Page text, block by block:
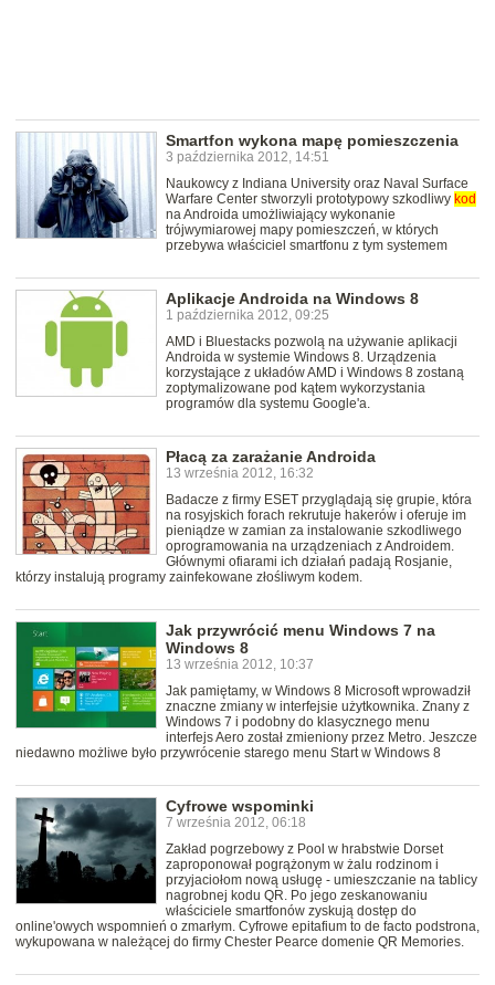
Smartfon wykona mapę pomieszczenia
3 października 2012, 14:51
Naukowcy z Indiana University oraz Naval Surface
Warfare Center stworzyli prototypowy szkodliwy kod
na Androida umożliwiający wykonanie
trójwymiarowej mapy pomieszczeń, w których
przebywa właściciel smartfonu z tym systemem
Aplikacje Androida na Windows 8
1 października 2012, 09:25
AMD i Bluestacks pozwolą na używanie aplikacji
Androida w systemie Windows 8. Urządzenia
korzystające z układów AMD i Windows 8 zostaną
zoptymalizowane pod kątem wykorzystania
programów dla systemu Google'a.
Płacą za zarażanie Androida
13 września 2012, 16:32
Badacze z firmy ESET przyglądają się grupie, która
na rosyjskich forach rekrutuje hakerów i oferuje im
pieniądze w zamian za instalowanie szkodliwego
oprogramowania na urządzeniach z Androidem.
Głównymi ofiarami ich działań padają Rosjanie,
którzy instalują programy zainfekowane złośliwym kodem.
Jak przywrócić menu Windows 7 na
Windows 8
13 września 2012, 10:37
Jak pamiętamy, w Windows 8 Microsoft wprowadził
znaczne zmiany w interfejsie użytkownika. Znany z
Windows 7 i podobny do klasycznego menu
interfejs Aero został zmieniony przez Metro. Jeszcze
niedawno możliwe było przywrócenie starego menu Start w Windows 8
Cyfrowe wspominki
7 września 2012, 06:18
Zakład pogrzebowy z Pool w hrabstwie Dorset
zaproponował pogrążonym w żalu rodzinom i
przyjaciołom nową usługę - umieszczanie na tablicy
nagrobnej kodu QR. Po jego zeskanowaniu
właściciele smartfonów zyskują dostęp do
online'owych wspomnień o zmarłym. Cyfrowe epitafium to de facto podstrona,
wykupowana w należącej do firmy Chester Pearce domenie QR Memories.